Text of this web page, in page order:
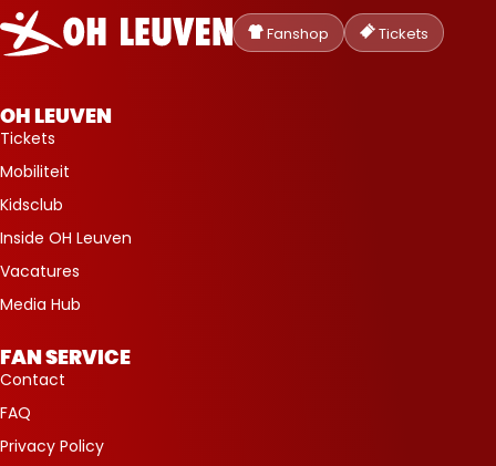
Oud-
Heverlee
Leuven
Fanshop Tickets
OH LEUVEN
Tickets
Mobiliteit
Kidsclub
Inside OH Leuven
Vacatures
Media Hub
FAN SERVICE
Contact
FAQ
Privacy Policy